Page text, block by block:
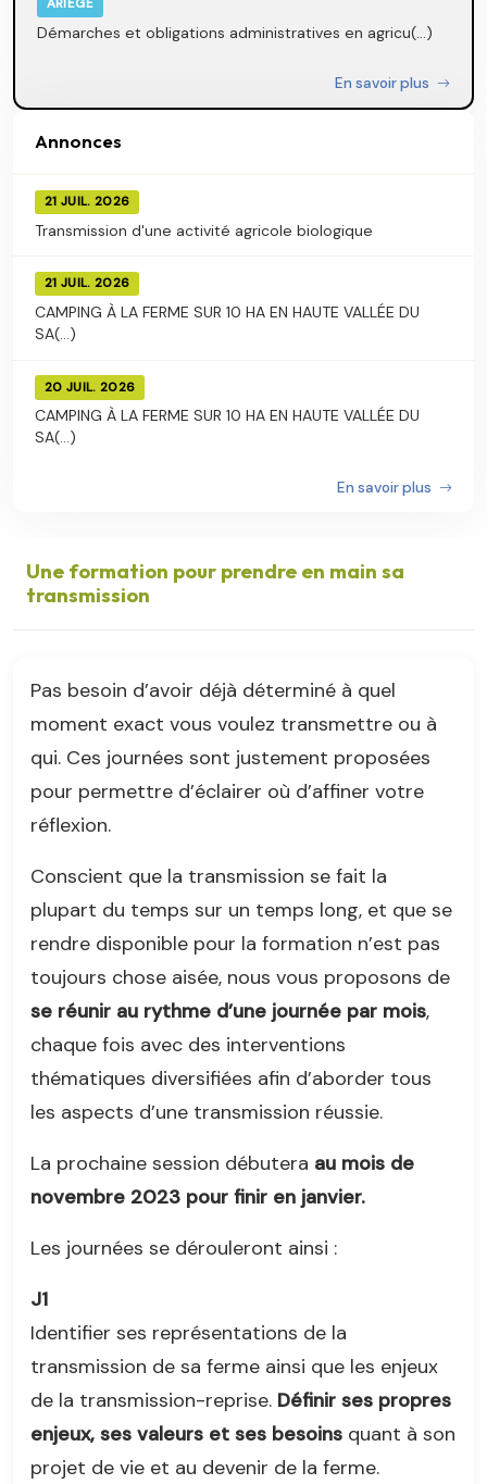
ARIÈGE
Démarches et obligations administratives en agricu(...)
En savoir plus
Annonces
21 JUIL. 2026
Transmission d'une activité agricole biologique
21 JUIL. 2026
CAMPING À LA FERME SUR 10 HA EN HAUTE VALLÉE DU
SA(...)
20 JUIL. 2026
CAMPING À LA FERME SUR 10 HA EN HAUTE VALLÉE DU
SA(...)
En savoir plus
Une formation pour prendre en main sa
transmission
Pas besoin d’avoir déjà déterminé à quel
moment exact vous voulez transmettre ou à
qui. Ces journées sont justement proposées
pour permettre d’éclairer où d’affiner votre
réflexion.
Conscient que la transmission se fait la
plupart du temps sur un temps long, et que se
rendre disponible pour la formation n’est pas
toujours chose aisée, nous vous proposons de
se réunir au rythme d’une journée par mois,
chaque fois avec des interventions
thématiques diversifiées afin d’aborder tous
les aspects d’une transmission réussie.
La prochaine session débutera au mois de
novembre 2023 pour finir en janvier.
Les journées se dérouleront ainsi :
J1
Identifier ses représentations de la
transmission de sa ferme ainsi que les enjeux
de la transmission-reprise. Définir ses propres
enjeux, ses valeurs et ses besoins quant à son
projet de vie et au devenir de la ferme.